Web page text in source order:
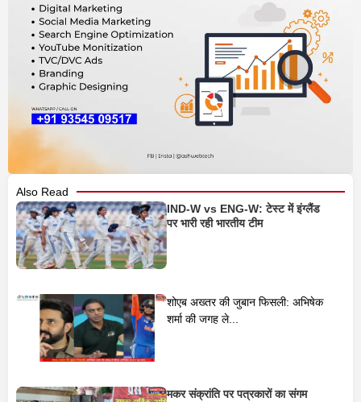
Also Read
IND-W vs ENG-W: टेस्ट में इंग्लैंड
पर भारी रही भारतीय टीम
शोएब अख्तर की जुबान फिसली: अभिषेक
शर्मा की जगह ले...
मकर संक्रांति पर पत्रकारों का संगम